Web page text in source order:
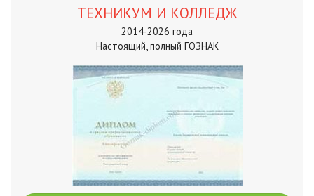
ТЕХНИКУМ И КОЛЛЕДЖ
2014-2026 года
Настоящий, полный ГОЗНАК